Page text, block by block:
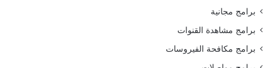
برامج مجانية
برامج مشاهدة القنوات
برامج مكافحة الفيروسات